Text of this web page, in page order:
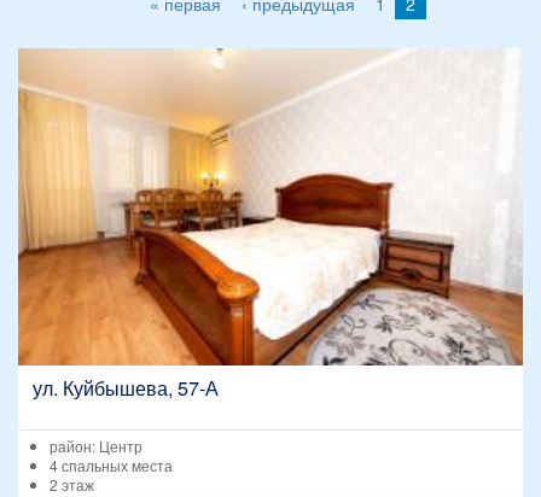
ул. Куйбышева, 57-А
район: Центр
4 спальных места
2 этаж